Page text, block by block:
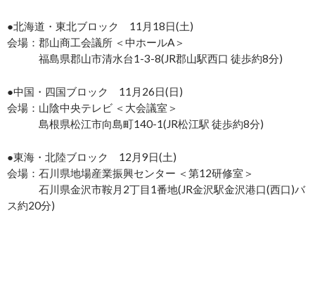
●北海道・東北ブロック 11月18日(土)
会場：郡山商工会議所 ＜中ホールA＞
福島県郡山市清水台1-3-8(JR郡山駅西口 徒歩約8分)
●中国・四国ブロック 11月26日(日)
会場：山陰中央テレビ ＜大会議室＞
島根県松江市向島町140-1(JR松江駅 徒歩約8分)
●東海・北陸ブロック 12月9日(土)
会場：石川県地場産業振興センター ＜第12研修室＞
石川県金沢市鞍月2丁目1番地(JR金沢駅金沢港口(西口)バ
ス約20分)